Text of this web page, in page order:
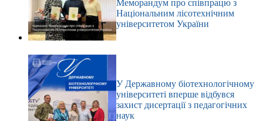
Меморандум про співпрацю з
Національним лісотехнічним
університетом України
У Державному біотехнологічному
університеті вперше відбувся
захист дисертації з педагогічних
наук